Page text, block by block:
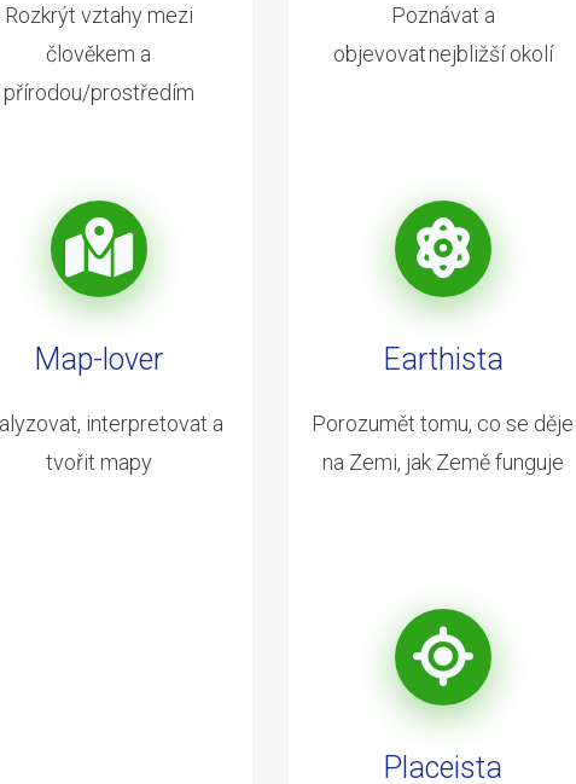
Rozkrýt vztahy mezi
člověkem a
přírodou/prostředím
Map-lover
interpretovat a
tvořit mapy
Poznávat a
objevovat nejbližší okolí
Earthista
Porozumět tomu, co se děje
na Zemi, jak Země funguje
Placeista